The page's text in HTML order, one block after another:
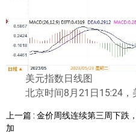
美元指数日线图
北京时间8月21日15:24
上一篇 : 金价周线连续第三周下跌
加